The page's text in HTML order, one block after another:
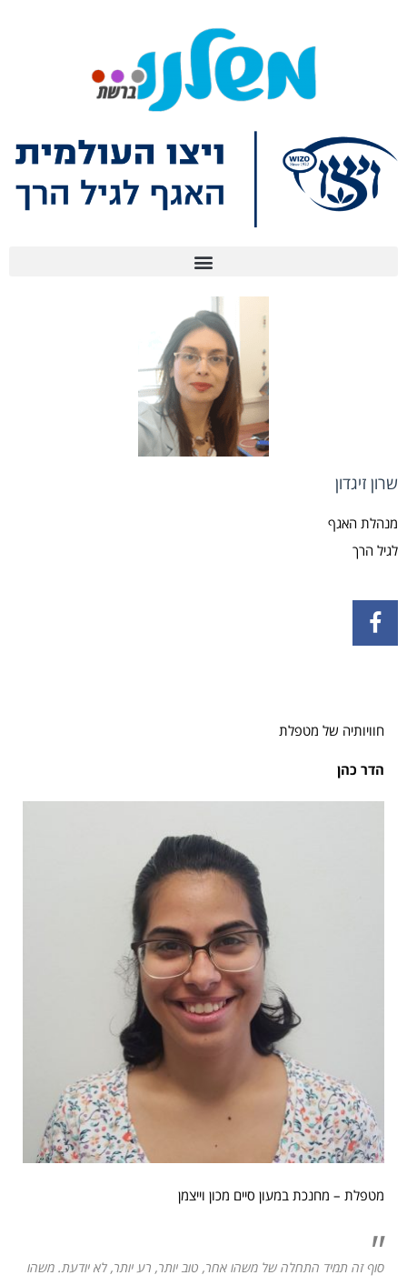
שרון זיגדון
מנהלת האגף
לגיל הרך
חוויותיה של מטפלת
הדר כהן
מטפלת – מחנכת במעון סיים מכון וייצמן
"
סוף זה תמיד התחלה של משהו אחר, טוב יותר, רע יותר, לא יודעת. משהו